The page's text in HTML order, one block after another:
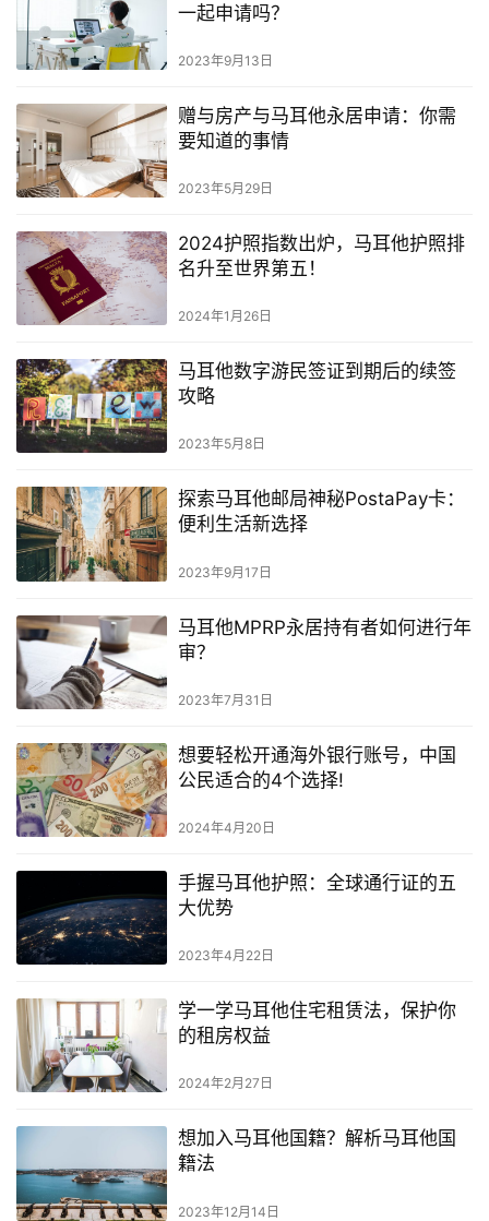
一起申请吗？
2023年9月13日
赠与房产与马耳他永居申请：你需
要知道的事情
2023年5月29日
2024护照指数出炉，马耳他护照排
名升至世界第五！
2024年1月26日
马耳他数字游民签证到期后的续签
攻略
2023年5月8日
探索马耳他邮局神秘PostaPay卡：
便利生活新选择
2023年9月17日
马耳他MPRP永居持有者如何进行年
审？
2023年7月31日
想要轻松开通海外银行账号，中国
公民适合的4个选择!
2024年4月20日
手握马耳他护照：全球通行证的五
大优势
2023年4月22日
学一学马耳他住宅租赁法，保护你
的租房权益
2024年2月27日
想加入马耳他国籍？解析马耳他国
籍法
2023年12月14日